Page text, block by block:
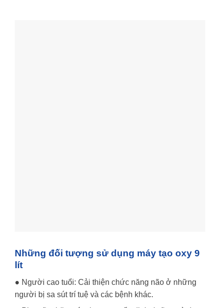
Những đối tượng sử dụng máy tạo oxy 9
lít
● Người cao tuổi: Cải thiện chức năng não ở những
người bị sa sút trí tuệ và các bệnh khác.